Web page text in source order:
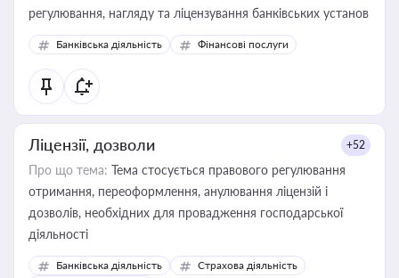
регулювання, нагляду та ліцензування банківських установ
Банківська діяльність Фінансові послуги
Ліцензії, дозволи +52
Про що тема: Тема стосується правового регулювання
отримання, переоформлення, анулювання ліцензій і
дозволів, необхідних для провадження господарської
діяльності
Банківська діяльність
Страхова діяльність